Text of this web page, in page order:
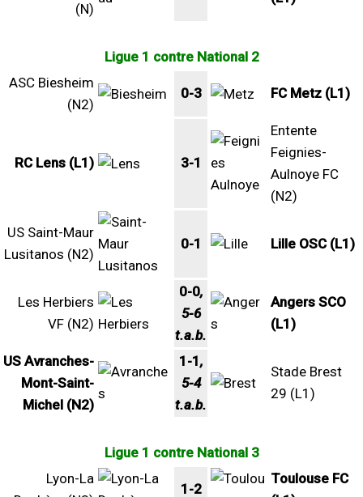
(N)
Ligue 1 contre National 2
ASC Biesheim
(N2)
0-3 FC Metz (L1)
RC Lens (L1) 3-1
Entente
Feignies-
Aulnoye FC
(N2)
US Saint-Maur
Lusitanos (N2)
0-1 Lille OSC (L1)
Les Herbiers
VF (N2)
0-0,
5-6
t.a.b.
Angers SCO
(L1)
US Avranches-
Mont-Saint-
Michel (N2)
1-1,
5-4
t.a.b.
Stade Brest
29 (L1)
Ligue 1 contre National 3
Lyon-La
1-2
Toulouse FC